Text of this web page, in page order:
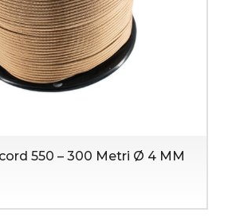
550 – 300 Metri Ø 4 MM